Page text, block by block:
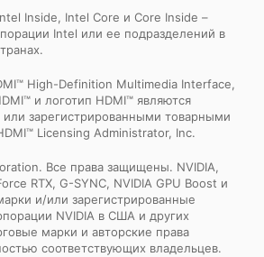
Inside, Intel Core и Core Inside –
Intel или ее подразделений в
High-Definition Multimedia Interface,
и логотип HDMI™ являются
зарегистрированными товарными
Licensing Administrator, Inc.
Все права защищены. NVIDIA,
RTX, G-SYNC, NVIDIA GPU Boost и
и/или зарегистрированные
NVIDIA в США и других
марки и авторские права
соответствующих владельцев.